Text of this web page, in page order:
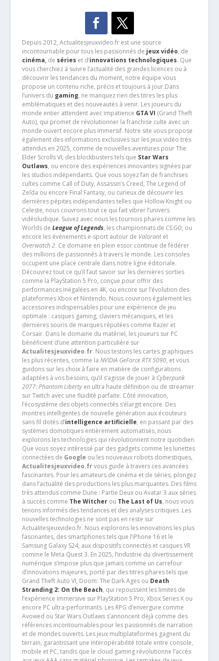
Depuis 2012, Actualitesjeuxvideo.fr est une source
incontournable pour tous les passionnés de jeux vidéo, de
cinéma,de séries et d’innovations technologiques. Que
vous cherchiez à suivre l’actualité des grandes licences ou à
découvrir les tendances du moment, notre équipe vous
propose un contenu riche, précis et toujours à jour.Dans
l’univers du gaming, ne manquez rien des titres les plus
emblématiques et des nouveautés à venir. Les joueurs du
monde entier attendent avec impatience GTA VI (Grand Theft
Auto), qui promet de révolutionner la franchise culte avec un
monde ouvert encore plus immersif. Notre site vous propose
également des informations exclusives sur les jeux vidéo très
attendus en 2025, comme de nouvelles aventures pour The
Elder Scrolls VI, des blockbusters tels que Star Wars
Outlaws, ou encore des expériences innovantes signées par
les studios indépendants. Que vous soyez fan de franchises
cultes comme Call of Duty, Assassin’s Creed, The Legend of
Zelda ou encore Final Fantasy, ou curieux de découvrir les
dernières pépites indépendantes telles que Hollow Knight ou
Celeste, nous couvrons tout ce qui fait vibrer l’univers
vidéoludique. Suivez avec nous les tournois phares comme les
Worlds de League of Legends, les championnats de CS:GO, ou
encore les événements e-sport autour de Valorantet
Overwatch 2. Ce domaine en plein essor continue de fédérer
des millions de passionnés à travers le monde. Les consoles
occupent une place centrale dans notre ligne éditoriale.
Découvrez tout ce qu’il faut savoir sur les dernières sorties
comme la PlayStation 5 Pro, conçue pour offrir des
performances inégalées en 4K, ou encore sur l’évolution des
plateformes Xbox et Nintendo. Nous couvrons également les
accessoires indispensables pour une expérience de jeu
optimale : casques gaming, claviers mécaniques, et les
dernières souris de marques réputées comme Razer et
Corsair. Dans le domaine du matériel, les joueurs sur PC
bénéficient d’une attention particulière sur
Actualitesjeuxvideo.fr. Nous testons les cartes graphiques
les plus récentes, comme la NVIDIA GeForce RTX 5090, et vous
guidons sur les choix à faire en matière de configurations
adaptées à vos besoins, qu’il s’agisse de jouer à Cyberpunk
2077: Phantom Libertyen ultra haute définition ou de streamer
sur Twitch avec une fluidité parfaite. Côté innovation,
l’écosystème des objets connectés s’élargit encore. Des
montres intelligentes de nouvelle génération aux écouteurs
sans fil dotés d’intelligence artificielle, en passant par des
systèmes domotiques entièrement automatisés, nous
explorons les technologies qui révolutionnent notre quotidien.
Que vous soyez intéressé par des gadgets comme les lunettes
connectées de Google ou les nouveaux robots domestiques,
Actualitesjeuxvideo.frvous guide à travers ces avancées
fascinantes. Pour les amateurs de cinéma et de séries, plongez
dans l’actualité des productions les plus marquantes. Des films
très attendus comme Dune : Partie Deux ou Avatar 3 aux séries
à succès comme The Witcherou The Last of Us, nous vous
tenons informés des tendances et des analyses critiques .Les
nouvelles technologies ne sont pas en reste sur
Actualitesjeuxvideo.fr. Nous explorons les innovations les plus
fascinantes, des smartphones tels que l’iPhone 16 et le
Samsung Galaxy S24, aux dispositifs connectés et casques VR
comme le Meta Quest 3. En 2025, l’industrie du divertissement
numérique s’impose plus que jamais comme un carrefour
d’innovations majeures, porté par des titres phares tels que
Grand Theft Auto VI, Doom: The Dark Ages ou Death
Stranding 2: On the Beach, qui repoussent les limites de
l’expérience immersive sur PlayStation 5 Pro, Xbox Series X ou
encore PC ultra-performants. Les RPG d’envergure comme
Avowed ou Star Wars Outlaws s’annoncent déjà comme des
références incontournables pour les passionnés de narration
et de mondes ouverts. Les jeux multiplateformes gagnent du
terrain, garantissant une interopérabilité totale entre console,
mobile et PC, tandis que le cloud gaming révolutionne l’accès